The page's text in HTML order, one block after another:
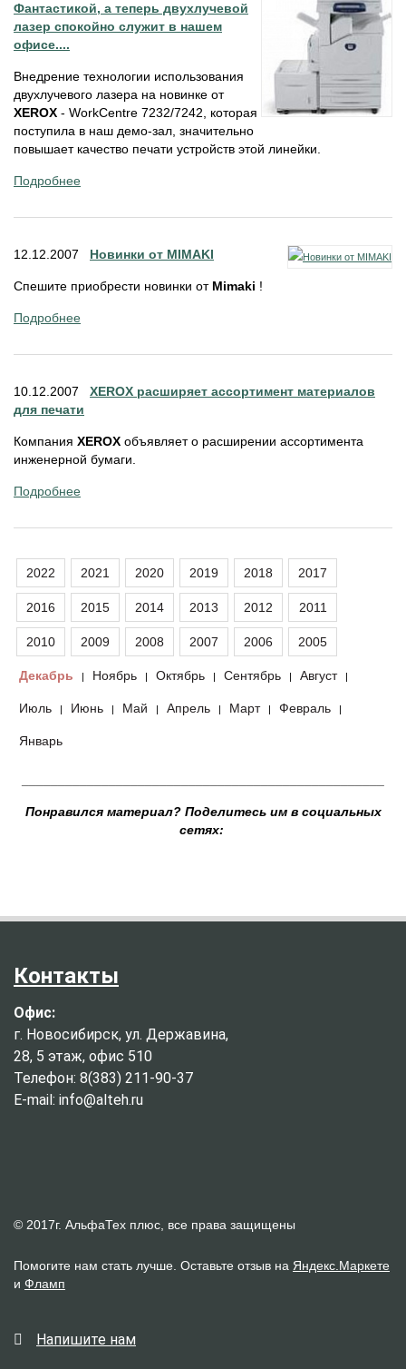
Фантастикой, а теперь двухлучевой
лазер спокойно служит в нашем
офисе....
Внедрение технологии использования
двухлучевого лазера на новинке от
XEROX - WorkCentre 7232/7242, которая
поступила в наш демо-зал, значительно
повышает качество печати устройств этой линейки.
Подробнее
12.12.2007 Новинки от MIMAKI
Спешите приобрести новинки от Mimaki !
Подробнее
10.12.2007 XEROX расширяет ассортимент материалов
для печати
Компания XEROX объявляет о расширении ассортимента
инженерной бумаги.
Подробнее
2022 2021 2020 2019 2018 2017
2016 2015 2014 2013 2012 2011
2010 2009 2008 2007 2006 2005
Декабрь | Ноябрь | Октябрь | Сентябрь | Август |
Июль | Июнь | Май | Апрель | Март | Февраль |
Январь
Понравился материал? Поделитесь им в социальных
сетях:
Контакты
Офис:
г. Новосибирск, ул. Державина,
28, 5 этаж, офис 510
Телефон: 8(383) 211-90-37
E-mail: info@alteh.ru
© 2017г. АльфаТех плюс, все права защищены
Помогите нам стать лучше. Оставьте отзыв на Яндекс.Маркете
и Фламп
Напишите нам